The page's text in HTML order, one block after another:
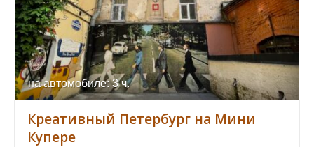
на автомобиле: 3 ч.
Креативный Петербург на Мини
Купере